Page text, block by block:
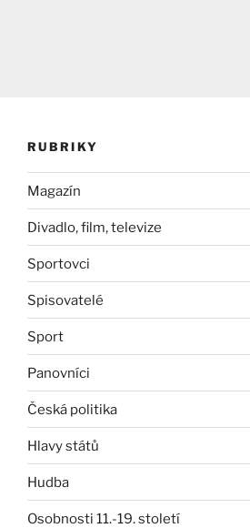
RUBRIKY
Magazín
Divadlo, film, televize
Sportovci
Spisovatelé
Sport
Panovníci
Česká politika
Hlavy států
Hudba
Osobnosti 11.-19. století